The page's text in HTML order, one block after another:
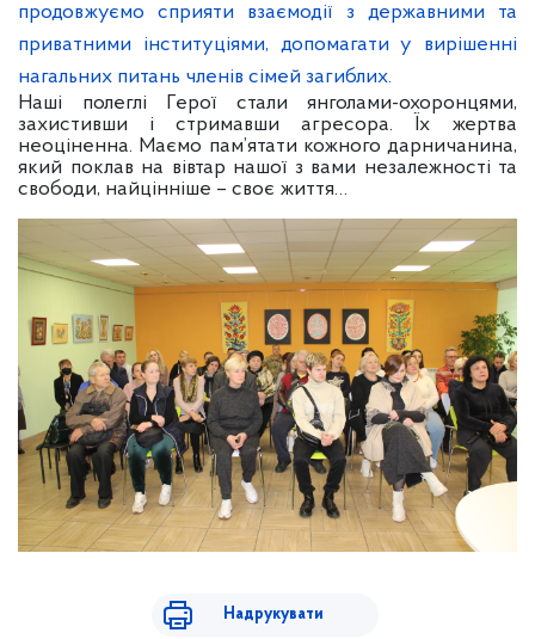
продовжуємо сприяти взаємодії з державними та
приватними інституціями, допомагати у вирішенні
нагальних питань членів сімей загиблих.
Наші полеглі Герої стали янголами-охоронцями,
захистивши і стримавши агресора. Їх жертва
неоціненна. Маємо пам’ятати кожного дарничанина,
який поклав на вівтар нашої з вами незалежності та
свободи, найцінніше – своє життя…
Надрукувати